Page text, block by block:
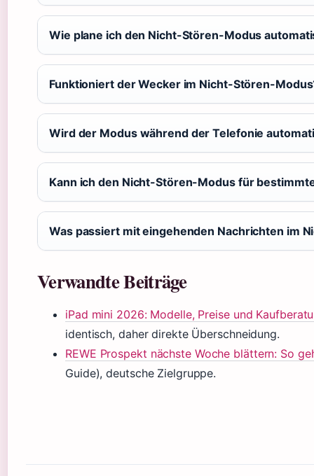
Wie plane ich den Nicht-Stören-Modus
Funktioniert der Wecker im Nicht-Stören-
Wird der Modus während der Telefonie
Kann ich den Nicht-Stören-Modus für
Was passiert mit eingehenden Nachrichten im
Verwandte Beiträge
iPad mini 2026: Modelle, Preise und
identisch, daher direkte Überschneidung.
REWE Prospekt nächste Woche blättern: So
Guide), deutsche Zielgruppe.